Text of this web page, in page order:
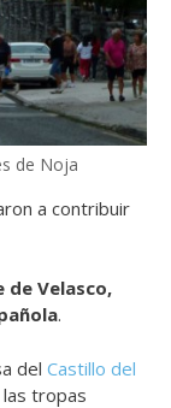
de Noja
a contribuir
de Velasco,
.
del Castillo del
tropas